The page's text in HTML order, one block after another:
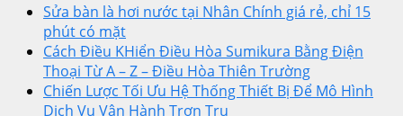
Sửa bàn là hơi nước tại Nhân Chính giá rẻ, chỉ 15
phút có mặt
Cách Điều KHiển Điều Hòa Sumikura Bằng Điện
Thoại Từ A – Z – Điều Hòa Thiên Trường
Chiến Lược Tối Ưu Hệ Thống Thiết Bị Để Mô Hình
Dịch Vụ Vận Hành Trơn Tru